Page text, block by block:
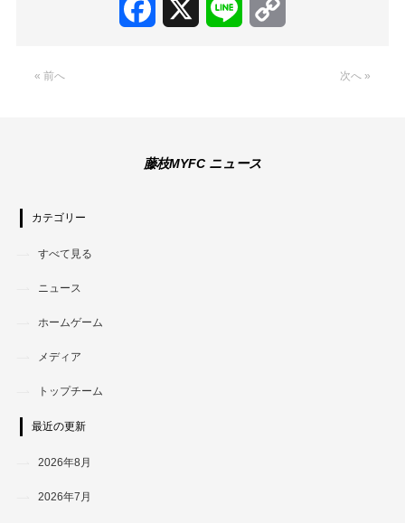
Facebook Line
« 前へ 次へ »
藤枝MYFC ニュース
カテゴリー
すべて見る
ニュース
ホームゲーム
メディア
トップチーム
最近の更新
2026年8月
2026年7月